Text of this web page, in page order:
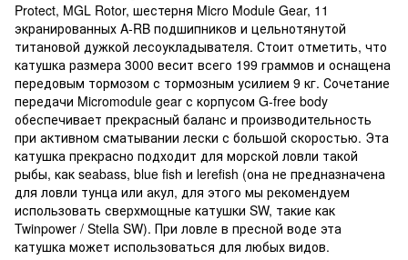
Protect, MGL Rotor, шестерня Micro Module Gear, 11
экранированных A-RB подшипников и цельнотянутой
титановой дужкой лесоукладывателя. Стоит отметить, что
катушка размера 3000 весит всего 199 граммов и оснащена
передовым тормозом с тормозным усилием 9 кг. Сочетание
передачи Micromodule gear с корпусом G-free body
обеспечивает прекрасный баланс и производительность
при активном сматывании лески с большой скоростью. Эта
катушка прекрасно подходит для морской ловли такой
рыбы, как seabass, blue fish и lerefish (она не предназначена
для ловли тунца или акул, для этого мы рекомендуем
использовать сверхмощные катушки SW, такие как
Twinpower / Stella SW). При ловле в пресной воде эта
катушка может использоваться для любых видов.